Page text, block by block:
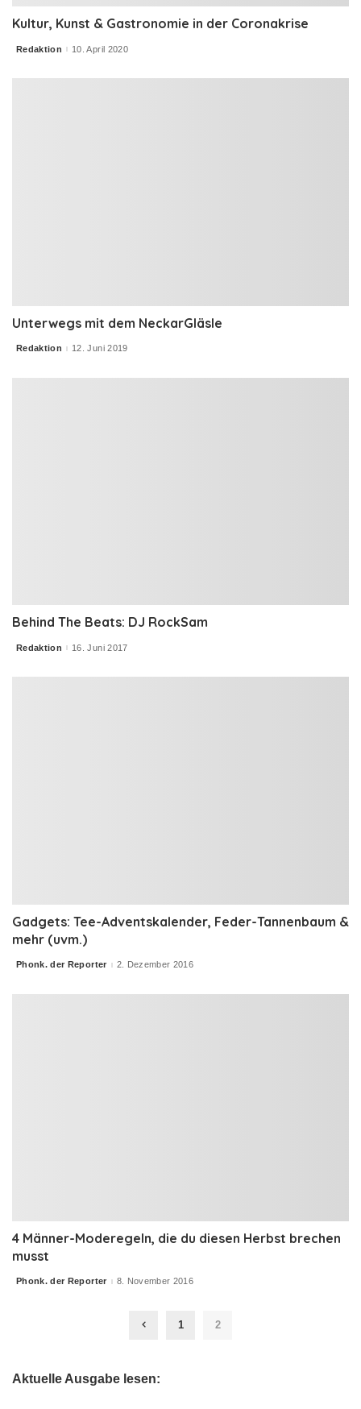
Kultur, Kunst & Gastronomie in der Coronakrise
Posted
Redaktion 10. April 2020
Unterwegs mit dem NeckarGläsle
Posted
Redaktion 12. Juni 2019
Behind The Beats: DJ RockSam
Posted
Redaktion 16. Juni 2017
Gadgets: Tee-Adventskalender, Feder-Tannenbaum &
mehr (uvm.)
Posted
Phonk. der Reporter 2. Dezember 2016
4 Männer-Moderegeln, die du diesen Herbst brechen
musst
Posted
Phonk. der Reporter 8. November 2016
1 2
Aktuelle Ausgabe lesen: